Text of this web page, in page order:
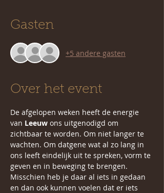
Gasten
+5 andere gasten
Over het event
De afgelopen weken heeft de energie
van Leeuw ons uitgenodigd om
zichtbaar te worden. Om niet langer te
wachten. Om datgene wat al zo lang in
ons leeft eindelijk uit te spreken, vorm te
geven en in beweging te brengen.
Misschien heb je daar al iets in gedaan
en dan ook kunnen voelen dat er iets